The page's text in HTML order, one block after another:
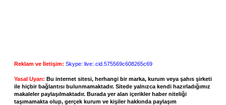
Reklam ve İletişim: Skype: live:.cid.575569c608265c69
Yasal Uyarı: Bu internet sitesi, herhangi bir marka, kurum veya şahıs şirketi
ile hiçbir bağlantısı bulunmamaktadır. Sitede yalnızca kendi hazırladığımız
makaleler paylaşılmaktadır. Burada yer alan içerikler haber niteliği
taşımamakta olup, gerçek kurum ve kişiler hakkında paylaşım